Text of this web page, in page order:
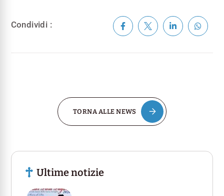
Condividi :
TORNA ALLE NEWS
Ultime notizie